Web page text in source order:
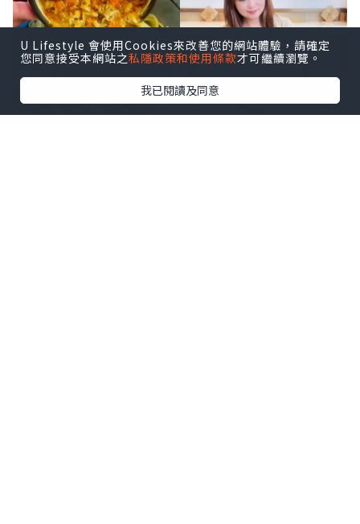
U Lifestyle 會使用Cookies來改善您的網站體驗，請確定
您同意接受本網站之私隱政策和使用條款才可繼續瀏覽。
我已閱讀及同意